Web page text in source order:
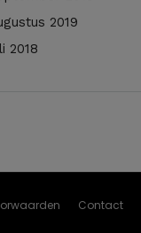
2019
2018
Contact